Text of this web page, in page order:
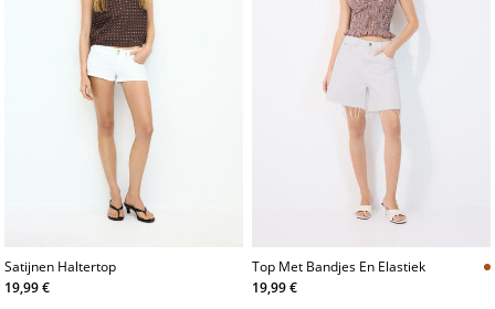
Satijnen Haltertop
19,99 €
Top Met Bandjes En Elastiek
19,99 €